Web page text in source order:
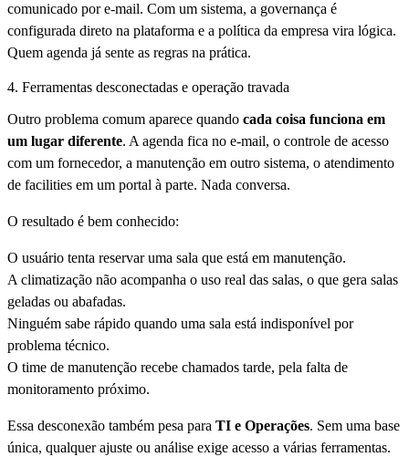
comunicado por e-mail. Com um sistema, a governança é
configurada direto na plataforma e a política da empresa vira lógica.
Quem agenda já sente as regras na prática.
4. Ferramentas desconectadas e operação travada
Outro problema comum aparece quando cada coisa funciona em
um lugar diferente. A agenda fica no e-mail, o controle de acesso
com um fornecedor, a manutenção em outro sistema, o atendimento
de facilities em um portal à parte. Nada conversa.
O resultado é bem conhecido:
O usuário tenta reservar uma sala que está em manutenção.
A climatização não acompanha o uso real das salas, o que gera salas
geladas ou abafadas.
Ninguém sabe rápido quando uma sala está indisponível por
problema técnico.
O time de manutenção recebe chamados tarde, pela falta de
monitoramento próximo.
Essa desconexão também pesa para TI e Operações. Sem uma base
única, qualquer ajuste ou análise exige acesso a várias ferramentas.